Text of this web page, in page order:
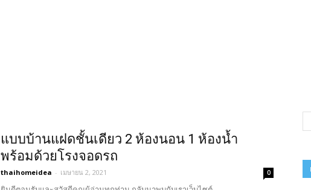
แบบบ้านแฝดชั้นเดียว 2 ห้องนอน 1 ห้องน้ำ
พร้อมด้วยโรงจอดรถ
thaihomeidea - เมษายน 2, 2021 0